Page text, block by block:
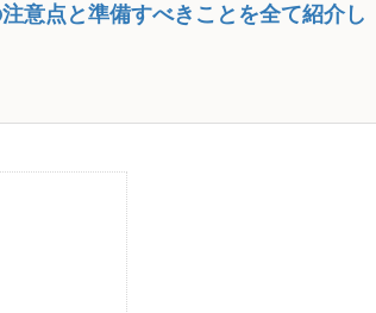
意点と準備すべきことを全て紹介し